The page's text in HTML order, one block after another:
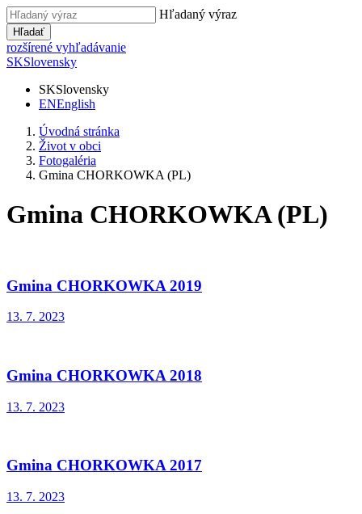
Hľadaný výraz
Hľadať
rozšírené vyhľadávanie
SKSlovensky
SKSlovensky
ENEnglish
Úvodná stránka
Život v obci
Fotogaléria
Gmina CHORKOWKA (PL)
Gmina CHORKOWKA (PL)
Gmina CHORKOWKA 2019
13. 7. 2023
Gmina CHORKOWKA 2018
13. 7. 2023
Gmina CHORKOWKA 2017
13. 7. 2023